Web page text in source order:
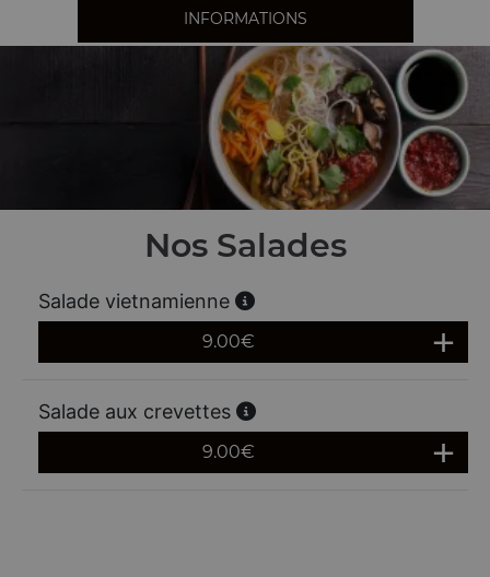
INFORMATIONS
Nos Salades
Salade vietnamienne
9.00€
Salade aux crevettes
9.00€